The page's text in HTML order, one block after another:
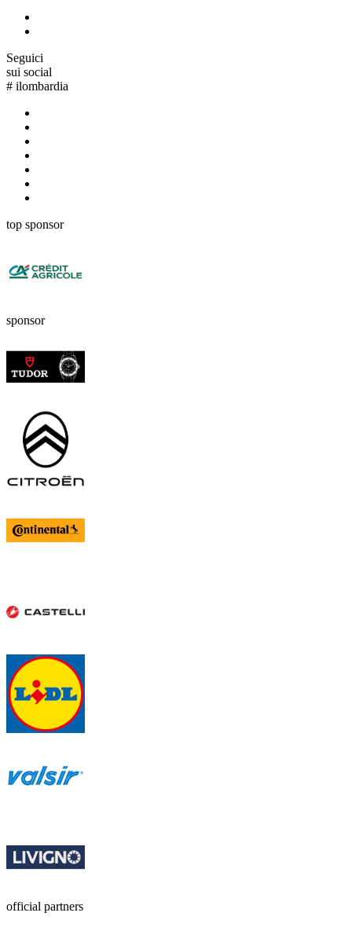
Seguici
sui social
# ilombardia
top sponsor
sponsor
official partners